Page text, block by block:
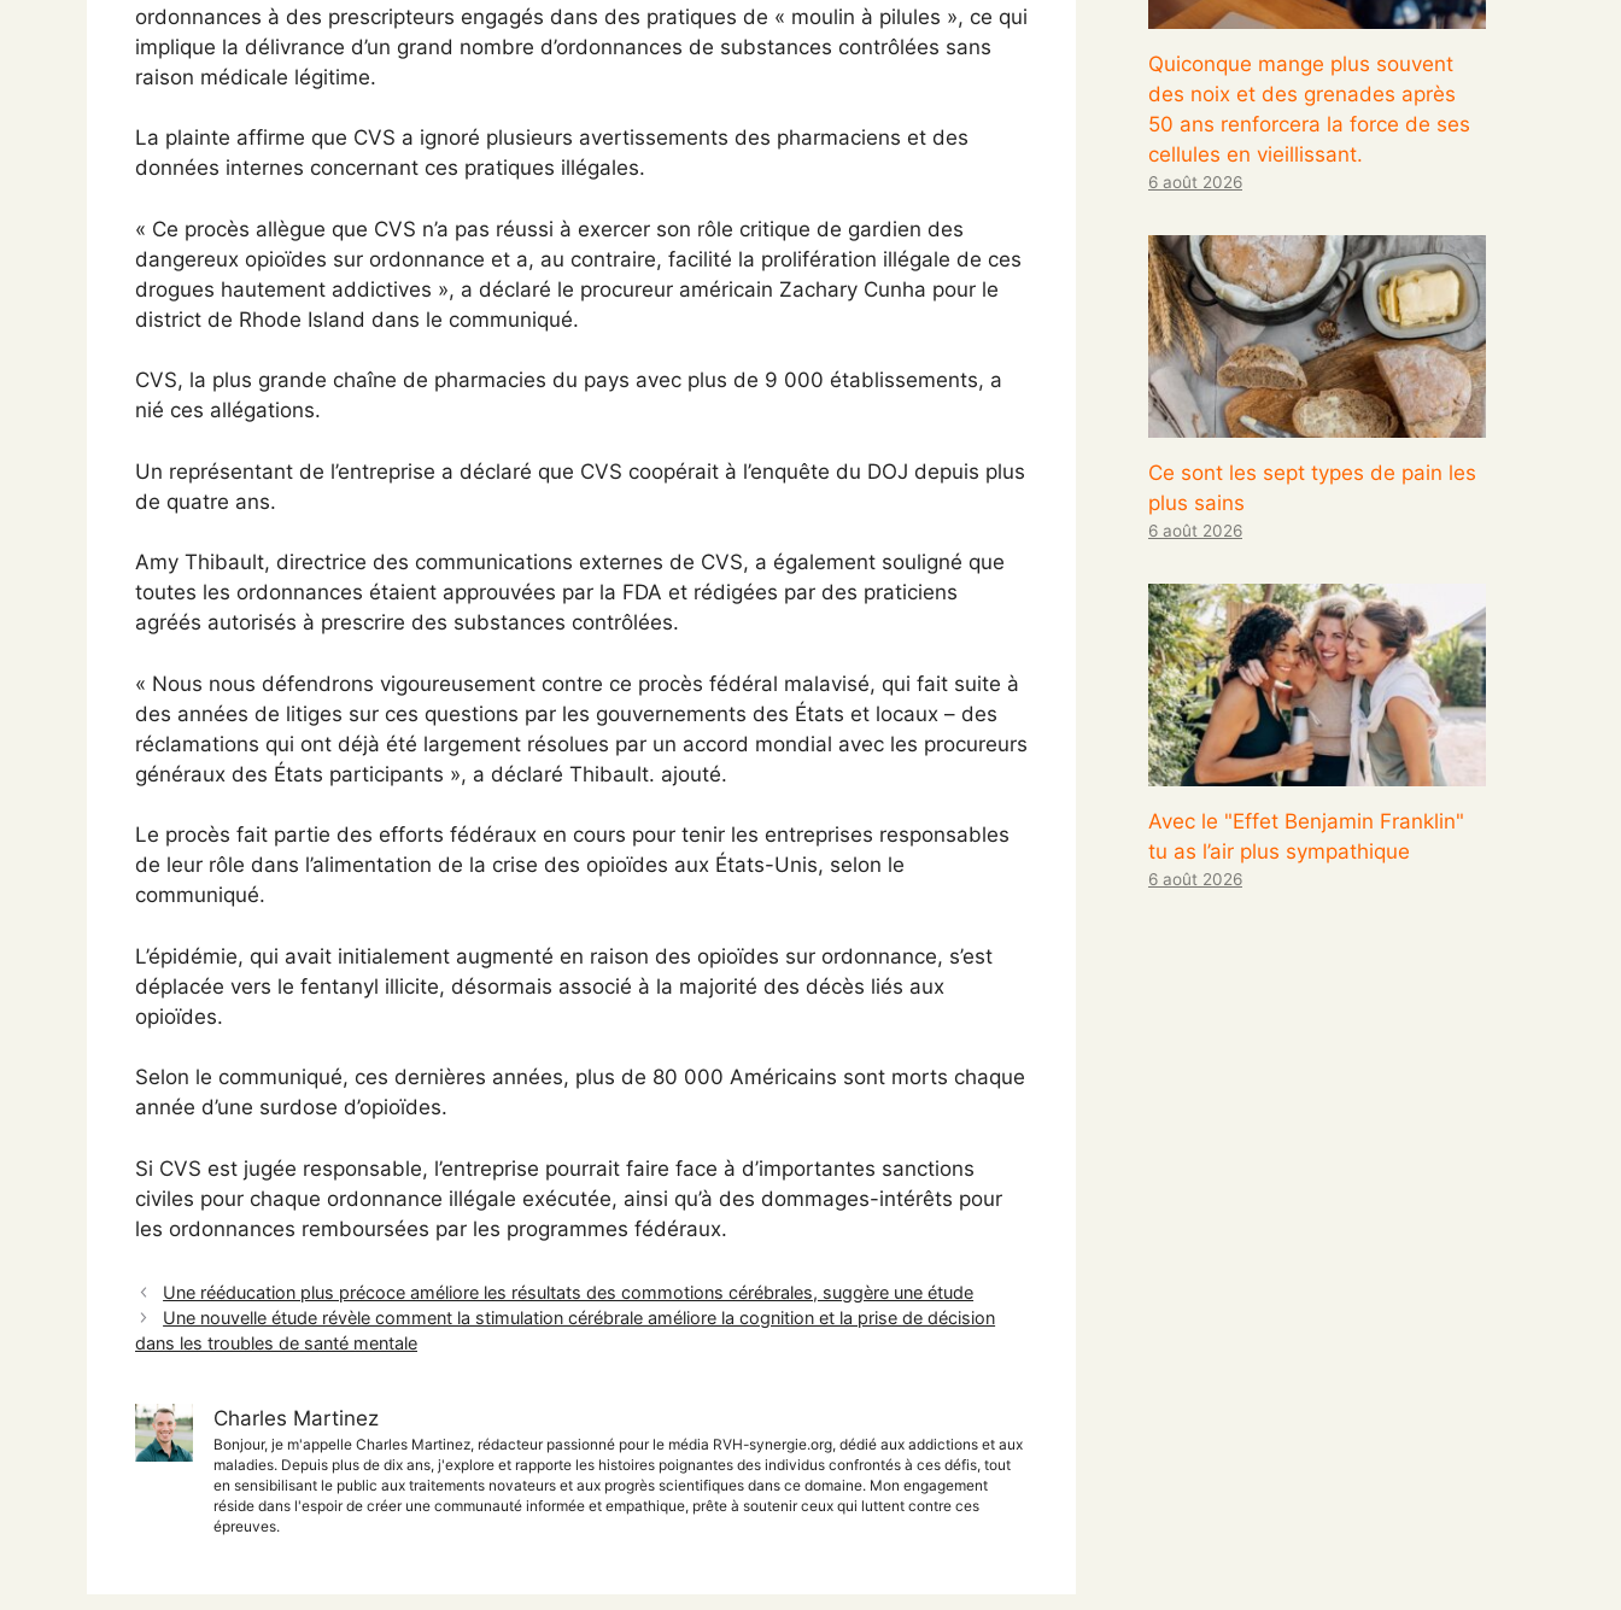
ordonnances à des prescripteurs engagés dans des pratiques de « moulin à pilules », ce qui
implique la délivrance d’un grand nombre d’ordonnances de substances contrôlées sans
raison médicale légitime.
La plainte affirme que CVS a ignoré plusieurs avertissements des pharmaciens et des
données internes concernant ces pratiques illégales.
« Ce procès allègue que CVS n’a pas réussi à exercer son rôle critique de gardien des
dangereux opioïdes sur ordonnance et a, au contraire, facilité la prolifération illégale de ces
drogues hautement addictives », a déclaré le procureur américain Zachary Cunha pour le
district de Rhode Island dans le communiqué.
CVS, la plus grande chaîne de pharmacies du pays avec plus de 9 000 établissements, a
nié ces allégations.
Un représentant de l’entreprise a déclaré que CVS coopérait à l’enquête du DOJ depuis plus
de quatre ans.
Amy Thibault, directrice des communications externes de CVS, a également souligné que
toutes les ordonnances étaient approuvées par la FDA et rédigées par des praticiens
agréés autorisés à prescrire des substances contrôlées.
« Nous nous défendrons vigoureusement contre ce procès fédéral malavisé, qui fait suite à
des années de litiges sur ces questions par les gouvernements des États et locaux – des
réclamations qui ont déjà été largement résolues par un accord mondial avec les procureurs
généraux des États participants », a déclaré Thibault. ajouté.
Le procès fait partie des efforts fédéraux en cours pour tenir les entreprises responsables
de leur rôle dans l’alimentation de la crise des opioïdes aux États-Unis, selon le
communiqué.
L’épidémie, qui avait initialement augmenté en raison des opioïdes sur ordonnance, s’est
déplacée vers le fentanyl illicite, désormais associé à la majorité des décès liés aux
opioïdes.
Selon le communiqué, ces dernières années, plus de 80 000 Américains sont morts chaque
année d’une surdose d’opioïdes.
Si CVS est jugée responsable, l’entreprise pourrait faire face à d’importantes sanctions
civiles pour chaque ordonnance illégale exécutée, ainsi qu’à des dommages-intérêts pour
les ordonnances remboursées par les programmes fédéraux.
Une rééducation plus précoce améliore les résultats des commotions cérébrales, suggère une étude
Une nouvelle étude révèle comment la stimulation cérébrale améliore la cognition et la prise de décision
dans les troubles de santé mentale
Charles Martinez
Bonjour, je m'appelle Charles Martinez, rédacteur passionné pour le média RVH-synergie.org, dédié aux addictions et aux
maladies. Depuis plus de dix ans, j'explore et rapporte les histoires poignantes des individus confrontés à ces défis, tout
en sensibilisant le public aux traitements novateurs et aux progrès scientifiques dans ce domaine. Mon engagement
réside dans l'espoir de créer une communauté informée et empathique, prête à soutenir ceux qui luttent contre ces
épreuves.
Quiconque mange plus souvent
des noix et des grenades après
50 ans renforcera la force de ses
cellules en vieillissant.
6 août 2026
Ce sont les sept types de pain les
plus sains
6 août 2026
Avec le "Effet Benjamin Franklin"
tu as l’air plus sympathique
6 août 2026